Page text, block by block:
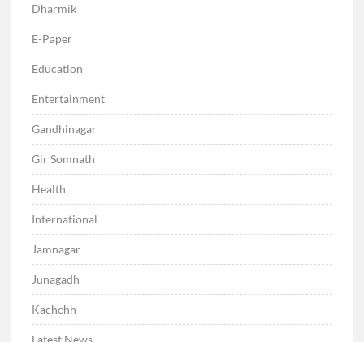
Dharmik
E-Paper
Education
Entertainment
Gandhinagar
Gir Somnath
Health
International
Jamnagar
Junagadh
Kachchh
Latest News